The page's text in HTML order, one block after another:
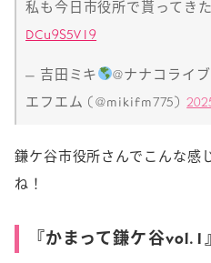
私も今日市役所で貰ってき
DCu9S5V19
— 吉田ミキ
@ナナコライ
エフエム (@mikifm775)
鎌ケ谷市役所さんでこんな感
ね！
『かまって鎌ケ谷vol.1